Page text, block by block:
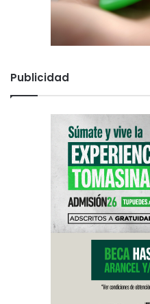
Publicidad